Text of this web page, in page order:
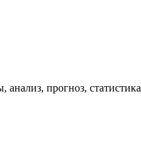
прогноз, статистика